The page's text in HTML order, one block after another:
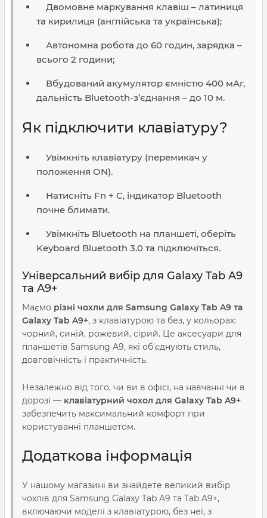
Двомовне маркування клавіш – латиниця
та кирилиця (англійська та українська);
Автономна робота до 60 годин, зарядка –
всього 2 години;
Вбудований акумулятор ємністю 400 мАг,
дальність Bluetooth-з’єднання – до 10 м.
Як підключити клавіатуру?
Увімкніть клавіатуру (перемикач у
положення ON).
Натисніть Fn + C, індикатор Bluetooth
почне блимати.
Увімкніть Bluetooth на планшеті, оберіть
Keyboard Bluetooth 3.0 та підключіться.
Універсальний вибір для Galaxy Tab A9
та A9+
Маємо різні чохли для Samsung Galaxy Tab A9 та
Galaxy Tab A9+, з клавіатурою та без, у кольорах:
чорний, синій, рожевий, сірий. Це аксесуари для
планшетів Samsung A9, які об'єднують стиль,
довговічність і практичність.
Незалежно від того, чи ви в офісі, на навчанні чи в
дорозі — клавіатурний чохол для Galaxy Tab A9+
забезпечить максимальний комфорт при
користуванні планшетом.
Додаткова інформація
У нашому магазині ви знайдете великий вибір
чохлів для Samsung Galaxy Tab A9 та Tab A9+,
включаючи моделі з клавіатурою, без неї, з